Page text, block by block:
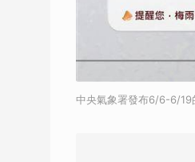
中央氣象署發布6/6-6/19